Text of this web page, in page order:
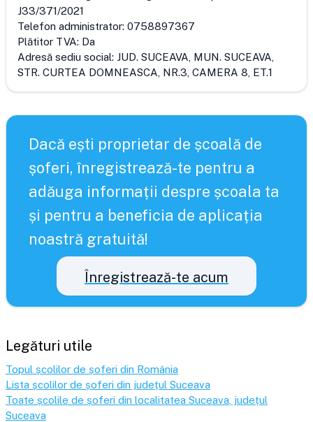
J33/371/2021
Telefon administrator: 0758897367
Plătitor TVA: Da
Adresă sediu social: JUD. SUCEAVA, MUN. SUCEAVA,
STR. CURTEA DOMNEASCA, NR.3, CAMERA 8, ET.1
Dacă ești proprietar de școală de
șoferi, înregistrează-te pentru a
adăuga informații despre școala ta
și pentru a beneficia de aplicația
noastră gratuită!
Înregistrează-te acum
Legături utile
Topul școlilor de șoferi din România
Lista școlilor de șoferi din județul Suceava
Toate școlile de șoferi din localitatea Suceava , județul
Suceava